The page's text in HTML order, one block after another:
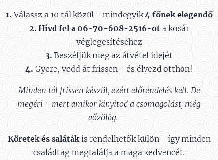
1. Válassz a 10 tál közül - mindegyik4 főnek elegendő
2. Hívd fel a 06-70-608-2516-ota kosár
véglegesítéséhez
3. Beszéljük meg az átvétel idejét
4. Gyere, vedd át frissen - és élvezd otthon!
Minden tál frissen készül, ezért előrendelés kell. De
megéri - mert amikor kinyitod a csomagolást, még
gőzölög.
Köretek és salátákis rendelhetők külön - így minden
családtag megtalálja a maga kedvencét.